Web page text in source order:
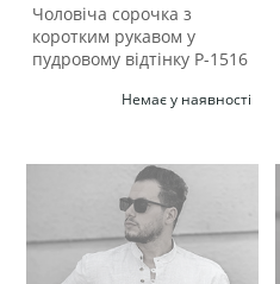
Чоловіча сорочка з
коротким рукавом у
пудровому відтінку Р-1516
Немає у наявності